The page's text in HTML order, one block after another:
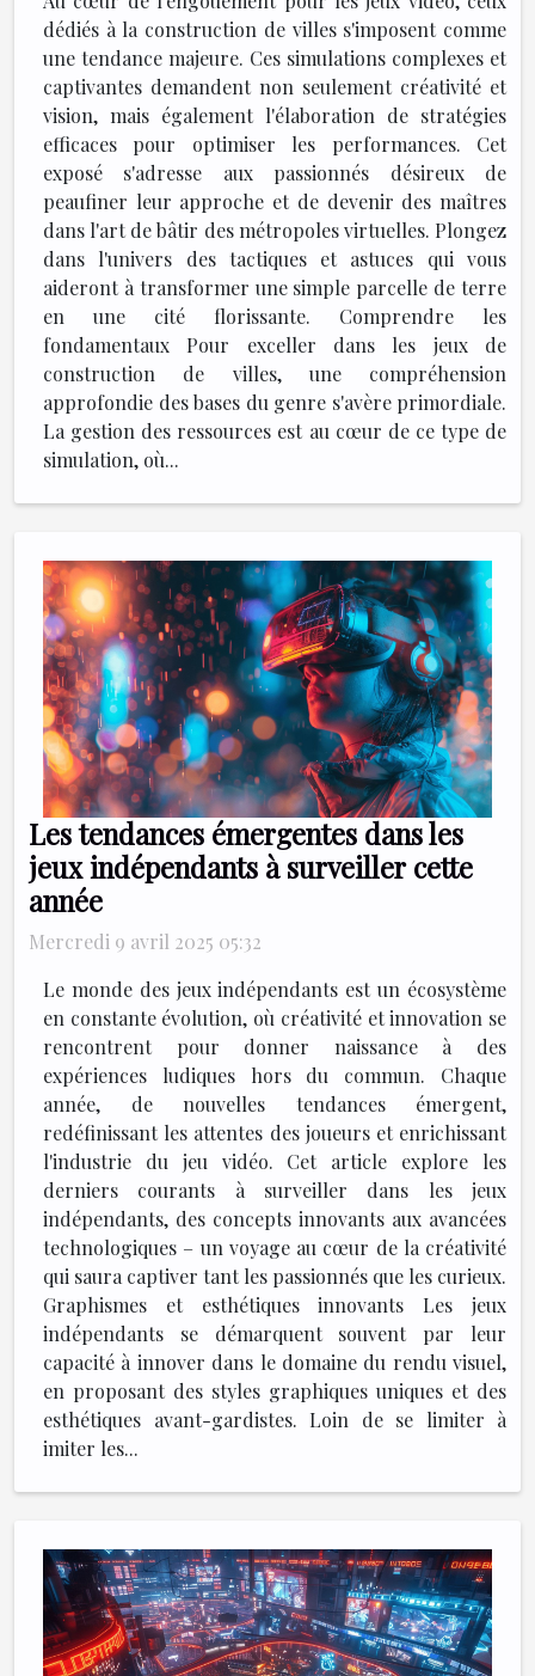
dédiés à la construction de villes s'imposent comme
une tendance majeure. Ces simulations complexes et
captivantes demandent non seulement créativité et
vision, mais également l'élaboration de stratégies
efficaces pour optimiser les performances. Cet
exposé s'adresse aux passionnés désireux de
peaufiner leur approche et de devenir des maîtres
dans l'art de bâtir des métropoles virtuelles. Plongez
dans l'univers des tactiques et astuces qui vous
aideront à transformer une simple parcelle de terre
en une cité florissante. Comprendre les
fondamentaux Pour exceller dans les jeux de
construction de villes, une compréhension
approfondie des bases du genre s'avère primordiale.
La gestion des ressources est au cœur de ce type de
simulation, où...
Les tendances émergentes dans les
jeux indépendants à surveiller cette
année
Mercredi 9 avril 2025 05:32
Le monde des jeux indépendants est un écosystème
en constante évolution, où créativité et innovation se
rencontrent pour donner naissance à des
expériences ludiques hors du commun. Chaque
année, de nouvelles tendances émergent,
redéfinissant les attentes des joueurs et enrichissant
l'industrie du jeu vidéo. Cet article explore les
derniers courants à surveiller dans les jeux
indépendants, des concepts innovants aux avancées
technologiques – un voyage au cœur de la créativité
qui saura captiver tant les passionnés que les curieux.
Graphismes et esthétiques innovants Les jeux
indépendants se démarquent souvent par leur
capacité à innover dans le domaine du rendu visuel,
en proposant des styles graphiques uniques et des
esthétiques avant-gardistes. Loin de se limiter à
imiter les...